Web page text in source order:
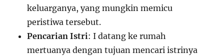
keluarganya, yang mungkin memicu
peristiwa tersebut.
Pencarian Istri: I datang ke rumah
mertuanya dengan tujuan mencari istrinya